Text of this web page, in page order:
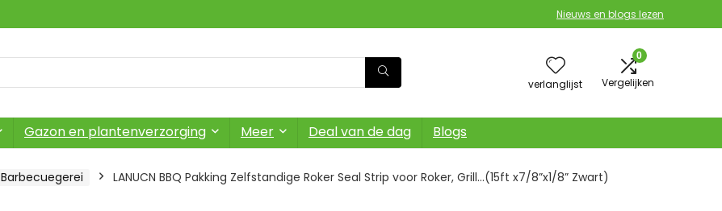
Nieuws en blogs lezen
verlanglijst
0
Vergelijken
Gazon en plantenverzorging Meer Deal van de dag Blogs
Barbecuegerei LANUCN BBQ Pakking Zelfstandige Roker Seal Strip voor Roker, Grill…(15ft x7/8”x1/8” Zwart)